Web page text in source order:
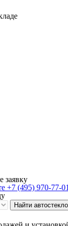
заявку
+7 (495) 970-77-01
Найти автостекло